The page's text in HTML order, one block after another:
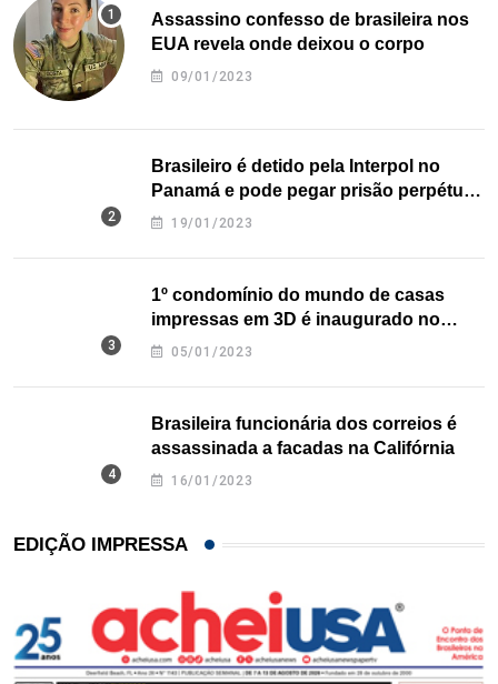
Assassino confesso de brasileira nos
EUA revela onde deixou o corpo
09/01/2023
Brasileiro é detido pela Interpol no
Panamá e pode pegar prisão perpétua
nos EUA
19/01/2023
1º condomínio do mundo de casas
impressas em 3D é inaugurado no
Texas
05/01/2023
Brasileira funcionária dos correios é
assassinada a facadas na Califórnia
16/01/2023
EDIÇÃO IMPRESSA